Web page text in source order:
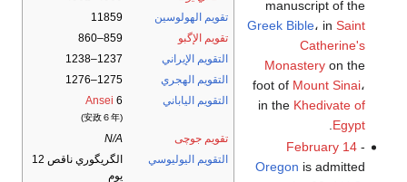
تقويم الهولوسين
11859
تقويم الإگبو
859–860
التقويم الإيراني
1237–1238
التقويم الهجري
1275–1276
التقويم الياباني
Ansei 6
(安政６年)
تقويم جوچى
N/A
التقويم اليوليوسي
الگريگوري ناقص 12
يوم
manuscript of the
Greek Bible، in Saint
Catherine's
Monasteryon the
foot of Mount Sinai،
in the Khedivate of
Egypt
.
February 14-
Oregon is admitted